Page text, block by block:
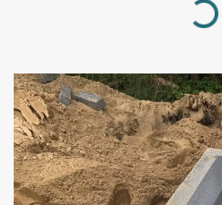
Loading...